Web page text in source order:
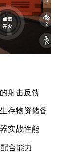
射击反馈
存物资储备
实战性能
合能力